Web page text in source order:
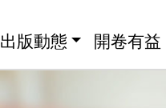
出版動態 開卷有益